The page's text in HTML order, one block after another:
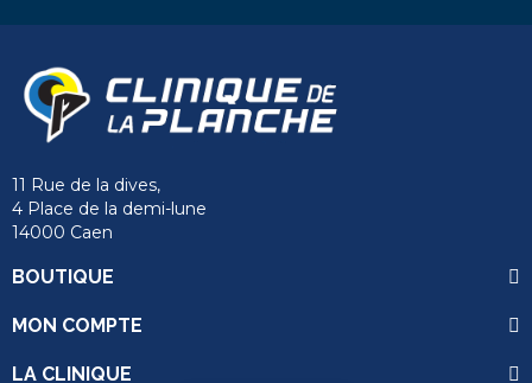
11 Rue de la dives,
4 Place de la demi-lune
14000 Caen
BOUTIQUE
MON COMPTE
LA CLINIQUE